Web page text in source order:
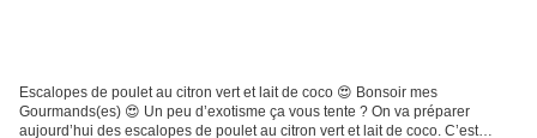
Escalopes de poulet au citron vert et lait de coco 😍 Bonsoir mes
Gourmands(es) 😍 Un peu d’exotisme ça vous tente ? On va préparer
aujourd’hui des escalopes de poulet au citron vert et lait de coco. C’est